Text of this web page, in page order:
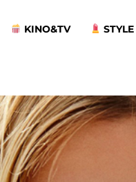
KINO&TV STYLE